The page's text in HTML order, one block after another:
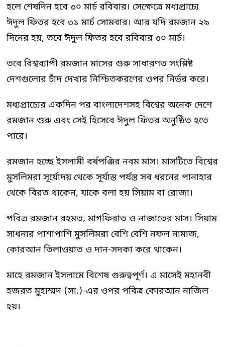
হলে শেষদিন হবে ৩০ মার্চ রবিবার। সেক্ষেত্রে মধ্যপ্রাচ্যে
ঈদুল ফিতর হবে ৩১ মার্চ সোমবার। আর যদি রমজান ২৯
দিনের হয়, তবে ঈদুল ফিতর হবে রবিবার ৩০ মার্চ।
তবে বিশ্বব্যাপী রমজান মাসের শুরু সাধারণত সংশ্লিষ্ট
দেশগুলোর চাঁদ দেখার নিশ্চিতকরণের ওপর নির্ভর করে।
মধ্যপ্রাচ্যের একদিন পর বাংলাদেশসহ বিশ্বের অনেক দেশে
রমজান শুরু এবং সেই হিসেবে ঈদুল ফিতর অনুষ্ঠিত হতে
পারে।
রমজান হচ্ছে ইসলামী বর্ষপঞ্জির নবম মাস। মাসটিতে বিশ্বের
মুসলিমরা সূর্যোদয় থেকে সূর্যাস্ত পর্যন্ত সব ধরনের পানাহার
থেকে বিরত থাকেন, যাকে বলা হয় সিয়াম বা রোজা।
পবিত্র রমজান রহমত, মাগফিরাত ও নাজাতের মাস। সিয়াম
সাধনার পাশাপাশি মুসলিমরা বেশি বেশি নফল নামাজ,
কোরআন তিলাওয়াত ও দান-সদকা করে থাকেন।
মাহে রমজান ইসলামে বিশেষ গুরুত্বপূর্ণ। এ মাসেই মহানবী
হজরত মুহাম্মদ (সা.)-এর ওপর পবিত্র কোরআন নাজিল
হয়।